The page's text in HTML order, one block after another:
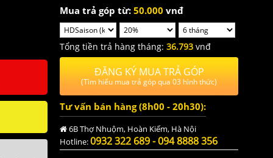
Micro
Mua trả góp từ:50.000 vnđ
Tổng tiền trả hàng tháng:36.793 vnđ
ĐĂNG KÝ MUA TRẢ GÓP
(Tìm hiểu mua trả góp qua 03 hình thức)
Tư vấn bán hàng (8h00 - 20h30):
6B Thợ Nhuộm, Hoàn Kiếm, Hà Nội
Hotline:0932 322 689 - 094 8888 356